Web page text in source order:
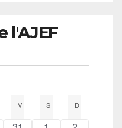
l'AJEF